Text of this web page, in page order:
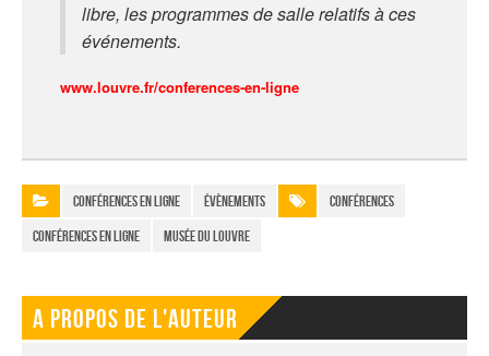
libre, les programmes de salle relatifs à ces
événements.
www.louvre.fr/conferences-en-ligne
Conférences en ligne Évènements
conférences
conférences en ligne
Musée du Louvre
A propos de l'auteur